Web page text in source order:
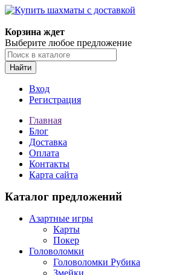
Корзина ждет
Выберите любое предложение
Найти
Вход
Регистрация
Главная
Блог
Доставка
Оплата
Контакты
Карта сайта
Каталог предложений
Азартные игры
Карты
Покер
Головоломки
Головоломки Рубика
Змейки